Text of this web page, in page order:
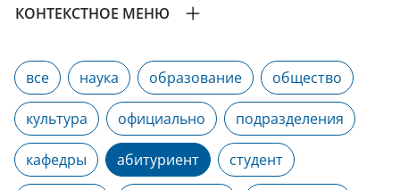
КОНТЕКСТНОЕ МЕНЮ
все наука образование общество
культура официально подразделения
кафедры абитуриент студент